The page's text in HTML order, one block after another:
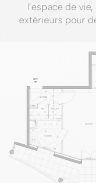
l’espace de
extérieurs pour